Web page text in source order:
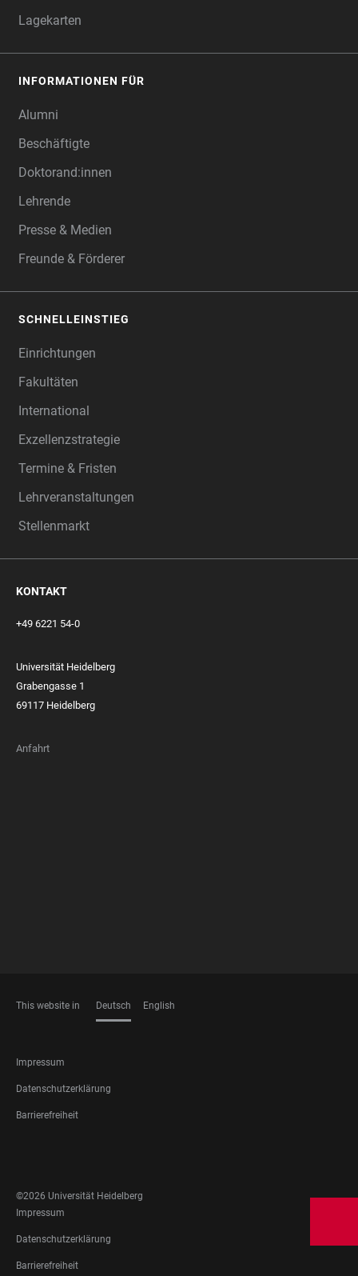
Lagekarten
INFORMATIONEN FÜR
Alumni
Beschäftigte
Doktorand:innen
Lehrende
Presse & Medien
Freunde & Förderer
SCHNELLEINSTIEG
Einrichtungen
Fakultäten
International
Exzellenzstrategie
Termine & Fristen
Lehrveranstaltungen
Stellenmarkt
KONTAKT
+49 6221 54-0
Universität Heidelberg
Grabengasse 1
69117 Heidelberg
Anfahrt
This website in Deutsch English
FOOTER
LEGAL
Impressum
Datenschutzerklärung
Barrierefreiheit
MEDIA
©2026 Universität Heidelberg
FOOTER
LEGAL
Impressum
Datenschutzerklärung
Barrierefreiheit